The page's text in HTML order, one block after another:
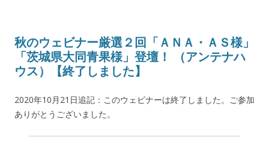
秋のウェビナー厳選２回「ＡＮＡ・ＡＳ様」
「茨城県大同青果様」登壇！ （アンテナハ
ウス）【終了しました】
2020年10月21日追記：このウェビナーは終了しました。ご参加
ありがとうございました。